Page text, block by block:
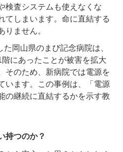
検査システムも使えなくな
てしまいます。命に直結する
りません。
岡山県のまび記念病院は、
にあったことが被害を拡大
そのため、新病院では電源を
います。この事例は、「電源
の継続に直結するかを示す教
持つのか？